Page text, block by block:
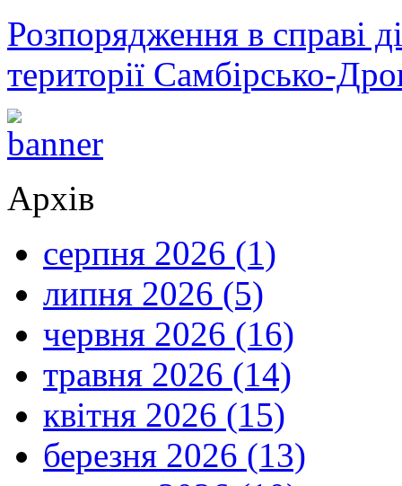
Розпорядження в справі
території Самбірсько-
Архів
серпня 2026 (1)
липня 2026 (5)
червня 2026 (16)
травня 2026 (14)
квітня 2026 (15)
березня 2026 (13)